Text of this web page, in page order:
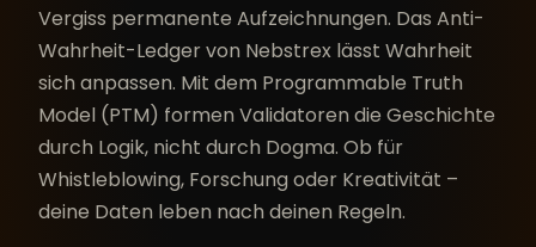
Vergiss permanente Aufzeichnungen. Das Anti-
Wahrheit-Ledger von Nebstrex lässt Wahrheit
sich anpassen. Mit dem Programmable Truth
Model (PTM) formen Validatoren die Geschichte
durch Logik, nicht durch Dogma. Ob für
Whistleblowing, Forschung oder Kreativität –
deine Daten leben nach deinen Regeln.